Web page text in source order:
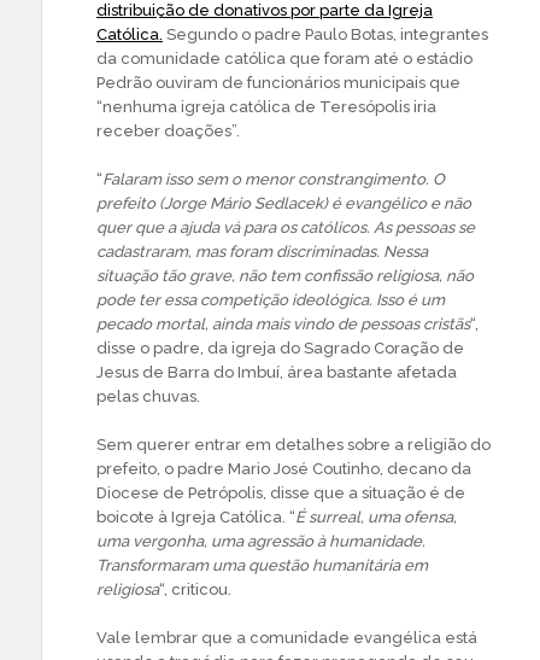
distribuição de donativos por parte da Igreja
Católica. Segundo o padre Paulo Botas, integrantes
da comunidade católica que foram até o estádio
Pedrão ouviram de funcionários municipais que
“nenhuma igreja católica de Teresópolis iria
receber doações”.
“Falaram isso sem o menor constrangimento. O
prefeito (Jorge Mário Sedlacek) é evangélico e não
quer que a ajuda vá para os católicos. As pessoas se
cadastraram, mas foram discriminadas. Nessa
situação tão grave, não tem confissão religiosa, não
pode ter essa competição ideológica. Isso é um
pecado mortal, ainda mais vindo de pessoas cristãs“,
disse o padre, da igreja do Sagrado Coração de
Jesus de Barra do Imbuí, área bastante afetada
pelas chuvas.
Sem querer entrar em detalhes sobre a religião do
prefeito, o padre Mario José Coutinho, decano da
Diocese de Petrópolis, disse que a situação é de
boicote à Igreja Católica. “É surreal, uma ofensa,
uma vergonha, uma agressão à humanidade.
Transformaram uma questão humanitária em
religiosa“, criticou.
Vale lembrar que a comunidade evangélica está